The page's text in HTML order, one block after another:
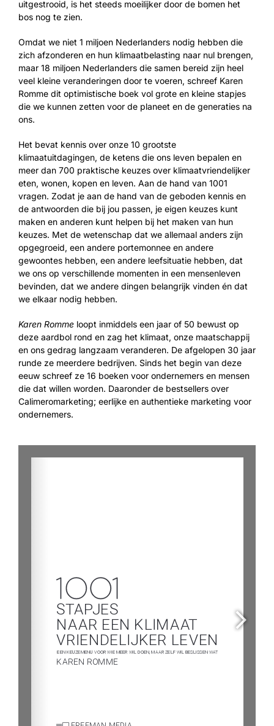
uitgestrooid, is het steeds moeilijker door de bomen het
bos nog te zien.
Omdat we niet 1 miljoen Nederlanders nodig hebben die
zich afzonderen en hun klimaatbelasting naar nul brengen,
maar 18 miljoen Nederlanders die samen bereid zijn heel
veel kleine veranderingen door te voeren, schreef Karen
Romme dit optimistische boek vol grote en kleine stapjes
die we kunnen zetten voor de planeet en de generaties na
ons.
Het bevat kennis over onze 10 grootste
klimaatuitdagingen, de ketens die ons leven bepalen en
meer dan 700 praktische keuzes over klimaatvriendelijker
eten, wonen, kopen en leven. Aan de hand van 1001
vragen. Zodat je aan de hand van de geboden kennis en
de antwoorden die bij jou passen, je eigen keuzes kunt
maken en anderen kunt helpen bij het maken van hun
keuzes. Met de wetenschap dat we allemaal anders zijn
opgegroeid, een andere portemonnee en andere
gewoontes hebben, een andere leefsituatie hebben, dat
we ons op verschillende momenten in een mensenleven
bevinden, dat we andere dingen belangrijk vinden én dat
we elkaar nodig hebben.
Karen Romme loopt inmiddels een jaar of 50 bewust op
deze aardbol rond en zag het klimaat, onze maatschappij
en ons gedrag langzaam veranderen. De afgelopen 30 jaar
runde ze meerdere bedrijven. Sinds het begin van deze
eeuw schreef ze 16 boeken voor ondernemers en mensen
die dat willen worden. Daaronder de bestsellers over
Calimeromarketing; eerlijke en authentieke marketing voor
ondernemers.